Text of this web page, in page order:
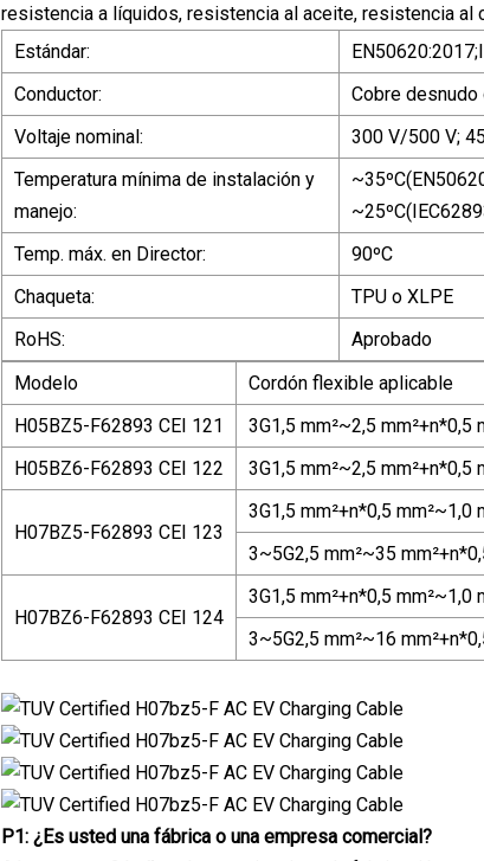
resistencia a líquidos, resistencia al aceite, resistencia al
Estándar:
Conductor:
Cobre
Voltaje nominal:
300 V/500 V;
Temperatura mínima de instalación y
manejo:
Temp. máx. en Director:
90ºC
Chaqueta:
TPU o XLPE
RoHS:
Aprobado
Modelo
Cordón flexible aplicable
H05BZ5-F62893 CEI 121
3G1,5 mm²~2,5 mm²+n*0,5
H05BZ6-F62893 CEI 122 3G1,5 mm²~2,5 mm²+n*0,5
H07BZ5-F62893 CEI 123
3G1,5 mm²+n*0,5 mm²~1,0
3~5G2,5 mm²~35
H07BZ6-F62893 CEI 124
3G1,5 mm²+n*0,5 mm²~1,0
3~5G2,5 mm²~16
P1: ¿Es usted una fábrica o una empresa comercial?